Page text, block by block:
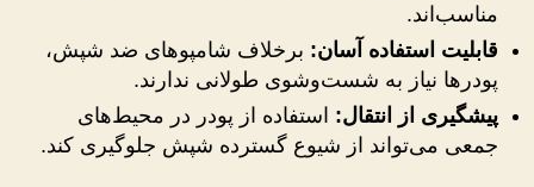
مناسب‌اند.
قابلیت استفاده آسان: برخلاف شامپوهای ضد شپش،
پودرها نیاز به شست‌وشوی طولانی ندارند.
پیشگیری از انتقال: استفاده از پودر در محیط‌های
جمعی می‌تواند از شیوع گسترده شپش جلوگیری کند.